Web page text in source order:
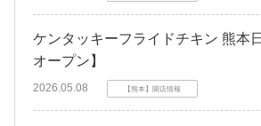
ケンタッキーフライドチキン 熊本
オープン】
2026.05.08 【熊本】開店情報